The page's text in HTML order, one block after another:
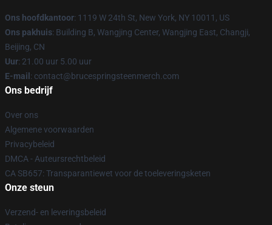
Ons hoofdkantoor: 1119 W 24th St, New York, NY 10011, US
Ons pakhuis: Building B, Wangjing Center, Wangjing East, Changji,
Beijing, CN
Uur: 21.00 uur 5.00 uur
E-mail : contact@brucespringsteenmerch.com
Ons bedrijf
Over ons
Algemene voorwaarden
Privacybeleid
DMCA - Auteursrechtbeleid
CA SB657: Transparantiewet voor de toeleveringsketen
Onze steun
Verzend- en leveringsbeleid